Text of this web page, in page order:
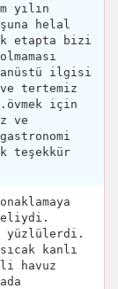
yılın
helal
etapta bizi
ilgisi
tertemiz
için
ve
teşekkür
yüzlülerdi.
kanlı
havuz